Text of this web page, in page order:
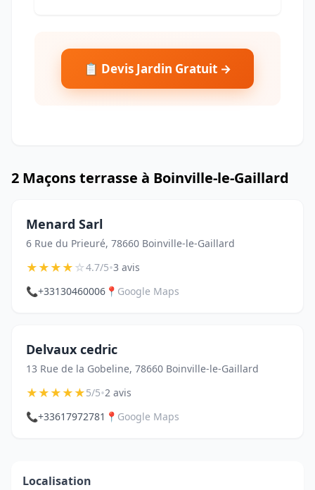
📋 Devis Jardin Gratuit →
2 Maçons terrasse à Boinville-le-Gaillard
Menard Sarl
6 Rue du Prieuré, 78660 Boinville-le-Gaillard
★★★★☆4.7/5•3 avis
📞+33130460006 📍 Google Maps
Delvaux cedric
13 Rue de la Gobeline, 78660 Boinville-le-Gaillard
★★★★★5/5•2 avis
📞+33617972781 📍 Google Maps
Localisation